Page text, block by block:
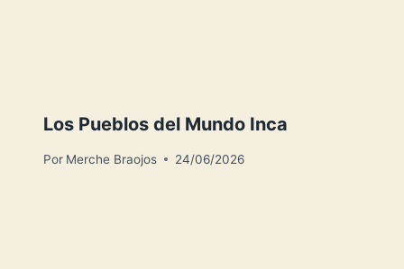
Los Pueblos del Mundo Inca
Por Merche Braojos 24/06/2026